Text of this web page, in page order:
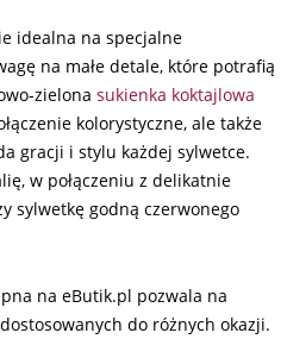
idealna na specjalne
na małe detale, które potrafią
zielona sukienka koktajlowa
kolorystyczne, ale także
gracji i stylu każdej sylwetce.
w połączeniu z delikatnie
sylwetkę godną czerwonego
na eButik.pl pozwala na
do różnych okazji.